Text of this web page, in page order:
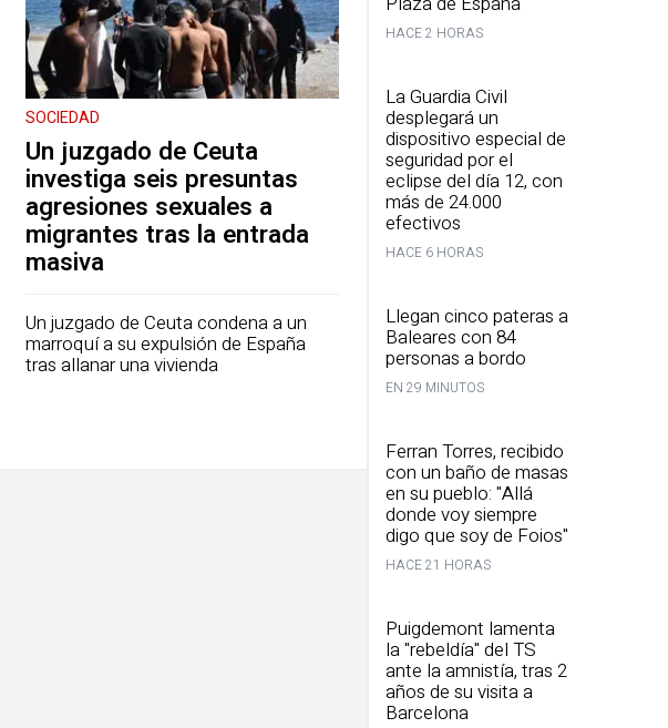
SOCIEDAD
Un juzgado de Ceuta
investiga seis presuntas
agresiones sexuales a
migrantes tras la entrada
masiva
Un juzgado de Ceuta condena a un
marroquí a su expulsión de España
tras allanar una vivienda
HACE 2 HORAS
La Guardia Civil
desplegará un
dispositivo especial de
seguridad por el
eclipse del día 12, con
más de 24.000
efectivos
HACE 6 HORAS
Llegan cinco pateras a
Baleares con 84
personas a bordo
EN 29 MINUTOS
Ferran Torres, recibido
con un baño de masas
en su pueblo: "Allá
donde voy siempre
digo que soy de Foios"
HACE 21 HORAS
Puigdemont lamenta
la "rebeldía" del TS
ante la amnistía, tras 2
años de su visita a
Barcelona